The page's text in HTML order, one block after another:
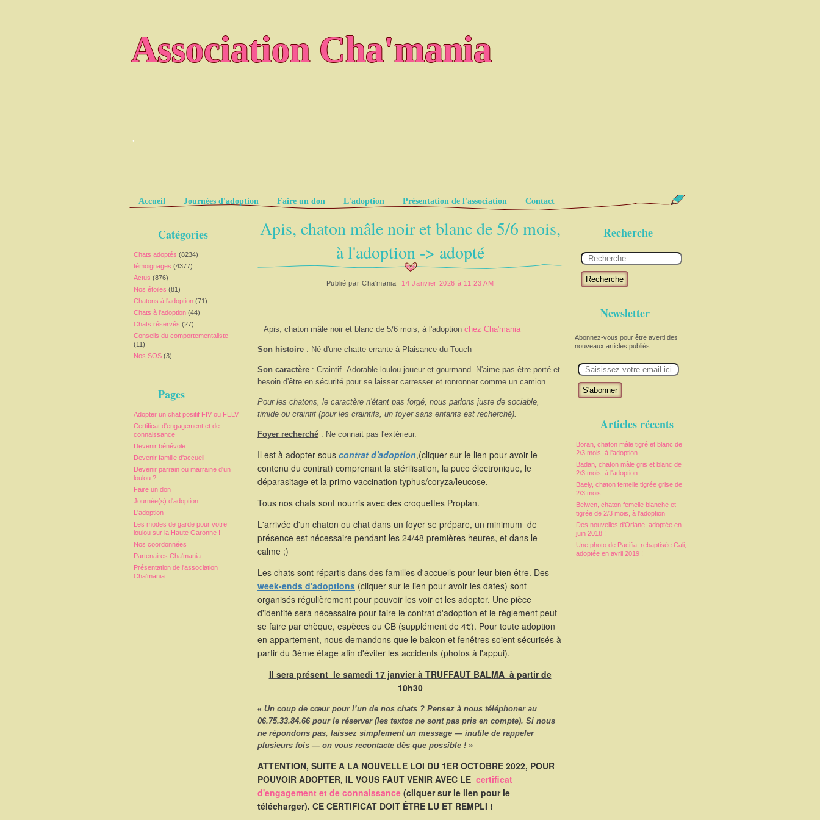
Association Cha'mania
.
Pages
Accueil Journées d'adoption Faire un don L'adoption Présentation de l'association Contact
Catégories
Chats adoptés (8234)
témoignages (4377)
Actus (876)
Nos étoiles (81)
Chatons à l'adoption (71)
Chats à l'adoption (44)
Chats réservés (27)
Conseils du comportementaliste
(11)
Nos SOS (3)
Pages
Adopter un chat positif FIV ou FELV
Certificat d'engagement et de
connaissance
Devenir bénévole
Devenir famille d'accueil
Devenir parrain ou marraine d'un
loulou ?
Faire un don
Journée(s) d'adoption
L'adoption
Les modes de garde pour votre
loulou sur la Haute Garonne !
Nos coordonnées
Partenaires Cha'mania
Présentation de l'association
Cha'mania
Recherche
Recherche
Newsletter
Abonnez-vous pour être averti des
nouveaux articles publiés.
m
Articles récents
Boran, chaton mâle tigré et blanc de
2/3 mois, à l'adoption
Badan, chaton mâle gris et blanc de
2/3 mois, à l'adoption
Baely, chaton femelle tigrée grise de
2/3 mois
Belwen, chaton femelle blanche et
tigrée de 2/3 mois, à l'adoption
Des nouvelles d'Orlane, adoptée en
juin 2018 !
Une photo de Pacifia, rebaptisée Cali,
adoptée en avril 2019 !
Apis, chaton mâle noir et blanc de 5/6 mois,
à l'adoption -> adopté
Publié par Cha'mania 14 Janvier 2026 à 11:23 AM
Apis, chaton mâle noir et blanc de 5/6 mois, à l'adoption chez Cha'mania
Son histoire : Né d'une chatte errante à Plaisance du Touch
Son caractère : Craintif. Adorable loulou joueur et gourmand. N'aime pas être porté et
besoin d'être en sécurité pour se laisser carresser et ronronner comme un camion
Pour les chatons, le caractère n'étant pas forgé, nous parlons juste de sociable,
timide ou craintif (pour les craintifs, un foyer sans enfants est recherché).
Foyer recherché : Ne connait pas l'extérieur.
Il est à adopter sous contrat d'adoption,(cliquer sur le lien pour avoir le
contenu du contrat) comprenant la stérilisation, la puce électronique, le
déparasitage et la primo vaccination typhus/coryza/leucose.
Tous nos chats sont nourris avec des croquettes Proplan.
L'arrivée d'un chaton ou chat dans un foyer se prépare, un minimum de
présence est nécessaire pendant les 24/48 premières heures, et dans le
calme ;)
Les chats sont répartis dans des familles d'accueils pour leur bien être. Des
week-ends d'adoptions (cliquer sur le lien pour avoir les dates) sont
organisés régulièrement pour pouvoir les voir et les adopter. Une pièce
d'identité sera nécessaire pour faire le contrat d'adoption et le règlement peut
se faire par chèque, espèces ou CB (supplément de 4€). Pour toute adoption
en appartement, nous demandons que le balcon et fenêtres soient sécurisés à
partir du 3ème étage afin d'éviter les accidents (photos à l'appui).
Il sera présent le samedi 17 janvier à TRUFFAUT BALMA à partir de
10h30
« Un coup de cœur pour l’un de nos chats ? Pensez à nous téléphonerau
06.75.33.84.66 pour le réserver (les textos ne sont pas pris en compte). Si nous
ne répondons pas, laissez simplement un message — inutile de rappeler
plusieurs fois — on vous recontacte dès que possible ! »
ATTENTION, SUITE A LA NOUVELLE LOI DU 1ER OCTOBRE 2022, POUR
POUVOIR ADOPTER, IL VOUS FAUT VENIR AVEC LE certificat
d'engagement et de connaissance (cliquer sur le lien pour le
télécharger). CE CERTIFICAT DOIT ÊTRE LU ET REMPLI !